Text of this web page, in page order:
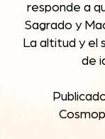
responde a
Sagrado y
La altitud y el
de